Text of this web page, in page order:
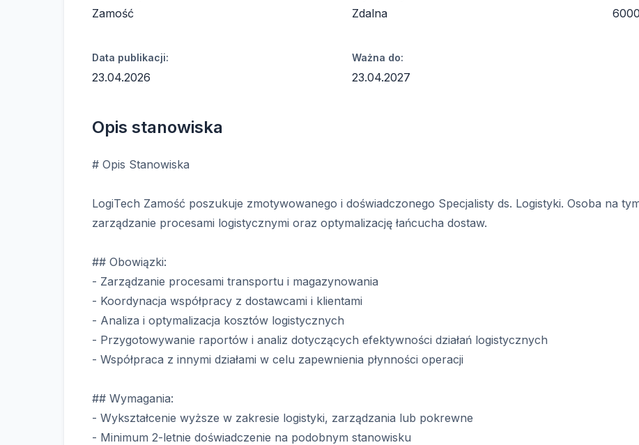
Zamość Zdalna
Data publikacji:
23.04.2026
Ważna do:
23.04.2027
Opis stanowiska
# Opis Stanowiska
LogiTech Zamość poszukuje zmotywowanego i doświadczonego Specjalisty ds. Logistyki. Osoba na
zarządzanie procesami logistycznymi oraz optymalizację łańcucha dostaw.
## Obowiązki:
- Zarządzanie procesami transportu i magazynowania
- Koordynacja współpracy z dostawcami i klientami
- Analiza i optymalizacja kosztów logistycznych
- Przygotowywanie raportów i analiz dotyczących efektywności działań logistycznych
- Współpraca z innymi działami w celu zapewnienia płynności operacji
## Wymagania:
- Wykształcenie wyższe w zakresie logistyki, zarządzania lub pokrewne
- Minimum 2-letnie doświadczenie na podobnym stanowisku